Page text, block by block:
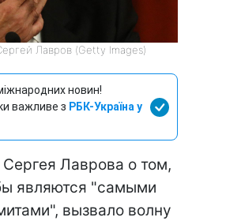
Лавров (Getty Images)
новин!
важливе з РБК-Україна у
Лаврова о том,
являются "самыми
вызвало волну